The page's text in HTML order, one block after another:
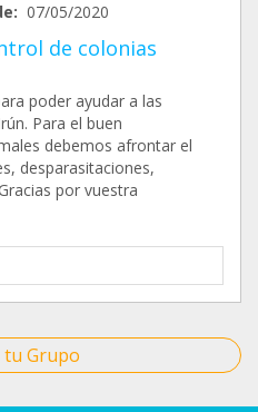
07/05/2020
de colonias
poder ayudar a las
Para el buen
debemos afrontar el
desparasitaciones,
por vuestra
Grupo